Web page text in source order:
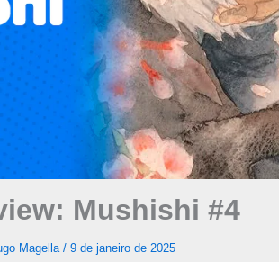
Mushishi #4
Magella / 9 de janeiro de 2025